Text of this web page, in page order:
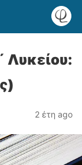
Λυκείου:
2 έτη ago